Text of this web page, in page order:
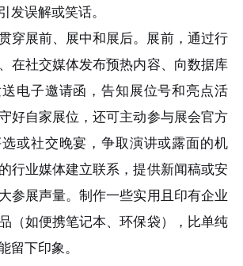
发误解或笑话。
穿展前、展中和展后。展前，通过行
在社交媒体发布预热内容、向数据库
电子邀请函，告知展位号和亮点活
好自家展位，还可主动参与展会官方
或社交晚宴，争取演讲或露面的机
行业媒体建立联系，提供新闻稿或安
参展声量。制作一些实用且印有企业
（如便携笔记本、环保袋），比单纯
留下印象。